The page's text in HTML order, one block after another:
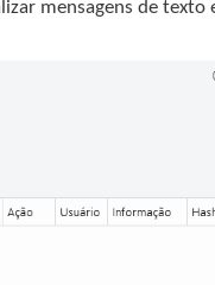
mensagens de